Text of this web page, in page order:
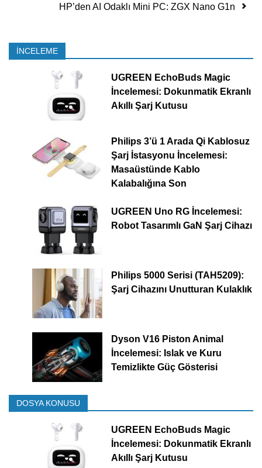
HP’den AI Odaklı Mini PC: ZGX Nano G1n
İNCELEME
UGREEN EchoBuds Magic
İncelemesi: Dokunmatik Ekranlı
Akıllı Şarj Kutusu
Philips 3’ü 1 Arada Qi Kablosuz
Şarj İstasyonu İncelemesi:
Masaüstünde Kablo
Kalabalığına Son
UGREEN Uno RG İncelemesi:
Robot Tasarımlı GaN Şarj Cihazı
Philips 5000 Serisi (TAH5209):
Şarj Cihazını Unutturan Kulaklık
Dyson V16 Piston Animal
İncelemesi: Islak ve Kuru
Temizlikte Güç Gösterisi
DOSYA KONUSU
UGREEN EchoBuds Magic
İncelemesi: Dokunmatik Ekranlı
Akıllı Şarj Kutusu